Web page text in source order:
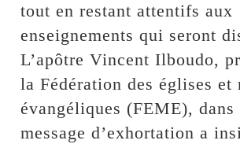
tout en restant attentifs aux
enseignements qui seront
L’apôtre Vincent Ilboudo,
la Fédération des églises et
évangéliques (FEME), dans
message d’exhortation a